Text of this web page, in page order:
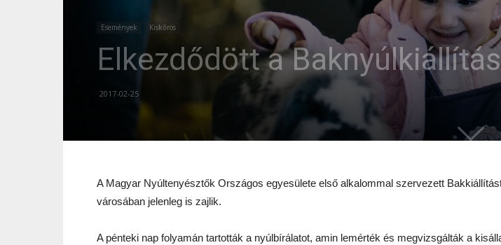
Események Kiskőrös
Elkezdődött a
2017-02-25
A Magyar Nyúltenyésztők Országos egyesülete első alkalommal szervezett
városában jelenleg is zajlik.
A pénteki nap folyamán tartották a nyúlbírálatot, amin lemérték és megvizsgálták a